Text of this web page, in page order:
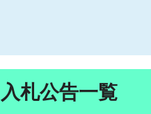
入札公告一覧